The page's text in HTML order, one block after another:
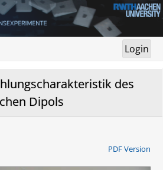
des
Dipols
PDF Version